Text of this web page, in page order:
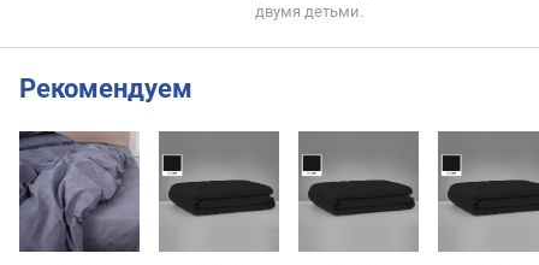
двумя детьми.
Рекомендуем